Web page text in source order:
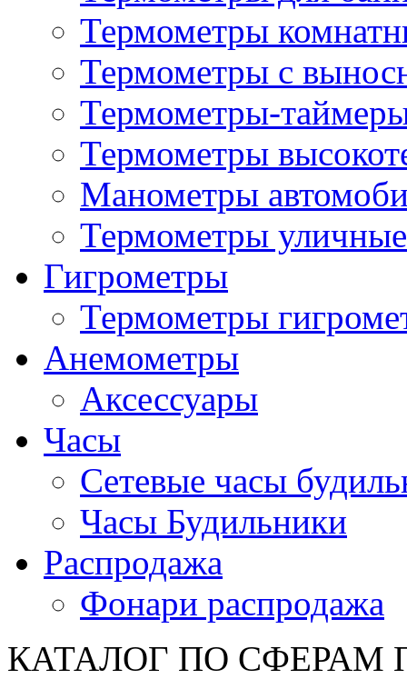
Термометры
Термометры с
Термометры-
Термометры
Манометры
Термометры уличные
Гигрометры
Термометры
Анемометры
Аксессуары
Часы
Сетевые часы
Часы Будильники
Распродажа
Фонари распродажа
КАТАЛОГ ПО СФЕРАМ